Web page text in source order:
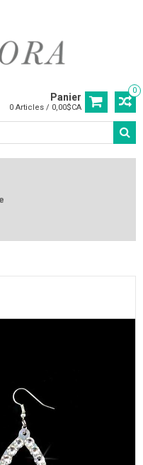
0
Panier
0 Articles / 0,00$CA